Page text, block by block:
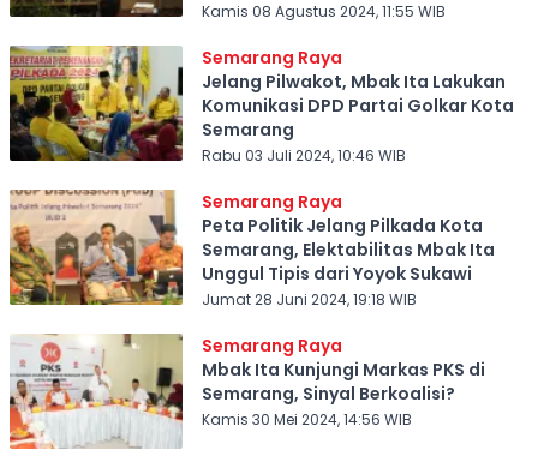
Kamis 08 Agustus 2024, 11:55 WIB
Semarang Raya
Jelang Pilwakot, Mbak Ita Lakukan
Komunikasi DPD Partai Golkar Kota
Semarang
Rabu 03 Juli 2024, 10:46 WIB
Semarang Raya
Peta Politik Jelang Pilkada Kota
Semarang, Elektabilitas Mbak Ita
Unggul Tipis dari Yoyok Sukawi
Jumat 28 Juni 2024, 19:18 WIB
Semarang Raya
Mbak Ita Kunjungi Markas PKS di
Semarang, Sinyal Berkoalisi?
Kamis 30 Mei 2024, 14:56 WIB